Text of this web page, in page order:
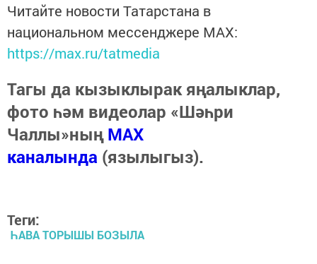
Читайте новости Татарстана в
национальном мессенджере MАХ:
https://max.ru/tatmedia
Тагы да кызыклырак яңалыклар,
фото һәм видеолар «Шәһри
Чаллы»ныңMAX
каналында (язылыгыз).
Теги:
ҺАВА ТОРЫШЫ БОЗЫЛА